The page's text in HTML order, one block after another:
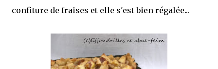
confiture de fraises et elle s'est bien régalée...